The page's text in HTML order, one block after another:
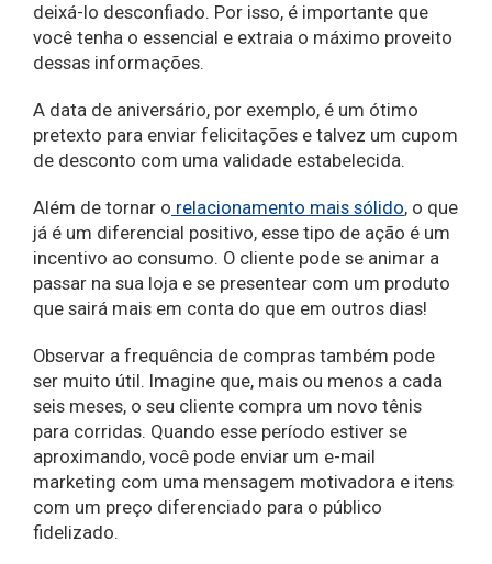
deixá-lo desconfiado. Por isso, é importante que
você tenha o essencial e extraia o máximo proveito
dessas informações.
A data de aniversário, por exemplo, é um ótimo
pretexto para enviar felicitações e talvez um cupom
de desconto com uma validade estabelecida.
Além de tornar o relacionamento mais sólido, o que
já é um diferencial positivo, esse tipo de ação é um
incentivo ao consumo. O cliente pode se animar a
passar na sua loja e se presentear com um produto
que sairá mais em conta do que em outros dias!
Observar a frequência de compras também pode
ser muito útil. Imagine que, mais ou menos a cada
seis meses, o seu cliente compra um novo tênis
para corridas. Quando esse período estiver se
aproximando, você pode enviar um e-mail
marketing com uma mensagem motivadora e itens
com um preço diferenciado para o público
fidelizado.